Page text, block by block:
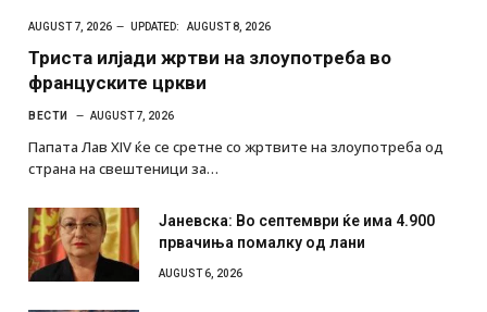
AUGUST 7, 2026 UPDATED: AUGUST 8, 2026
Триста илјади жртви на злоупотреба во
француските цркви
ВЕСТИ AUGUST 7, 2026
Папата Лав XIV ќе се сретне со жртвите на злоупотреба од
страна на свештеници за…
Јаневска: Во септември ќе има 4.900
првачиња помалку од лани
AUGUST 6, 2026